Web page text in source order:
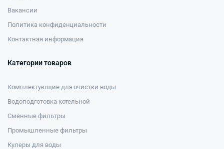
Вакансии
Политика конфиденциальности
Контактная информация
Категории товаров
Комплектующие для очистки воды
Водоподготовка котельной
Сменные фильтры
Промышленные фильтры
Кулеры для воды